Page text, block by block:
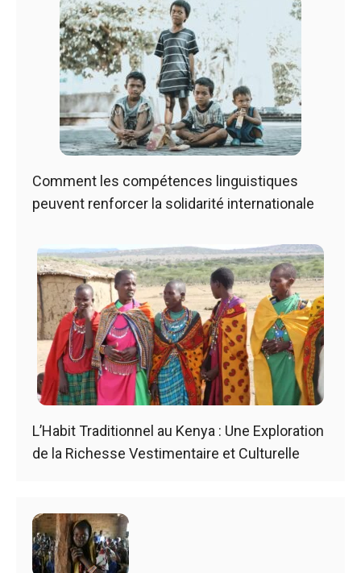
Comment les compétences linguistiques
peuvent renforcer la solidarité internationale
L’Habit Traditionnel au Kenya : Une Exploration
de la Richesse Vestimentaire et Culturelle